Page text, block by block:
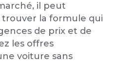
il peut
la formule qui
de prix et de
les offres
voiture sans